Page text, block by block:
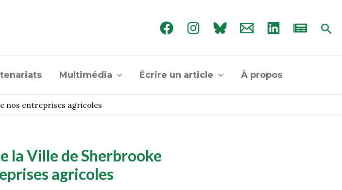
Multimédia Écrire un article À propos
nos entreprises agricoles
la Ville de Sherbrooke
agricoles